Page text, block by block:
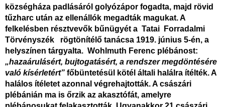
községháza padlásáról golyózápor fogadta, majd rövid
tűzharc után az ellenállók megadták magukat. A
felkelésben résztvevők bűnügyét a Tatai Forradalmi
Törvényszék rögtönítélő tanácsa 1919. június 5-én, a
helyszínen tárgyalta. Wohlmuth Ferenc plébánost:
„hazaárulásért, bujtogatásért, a rendszer megdöntésére
való kísérletért” főbüntetésül kötél általi halálra ítélték.A
halálos ítéletet azonnal végrehajtották. A császári
plébánián ma is őrzik az akasztófát, amelyre